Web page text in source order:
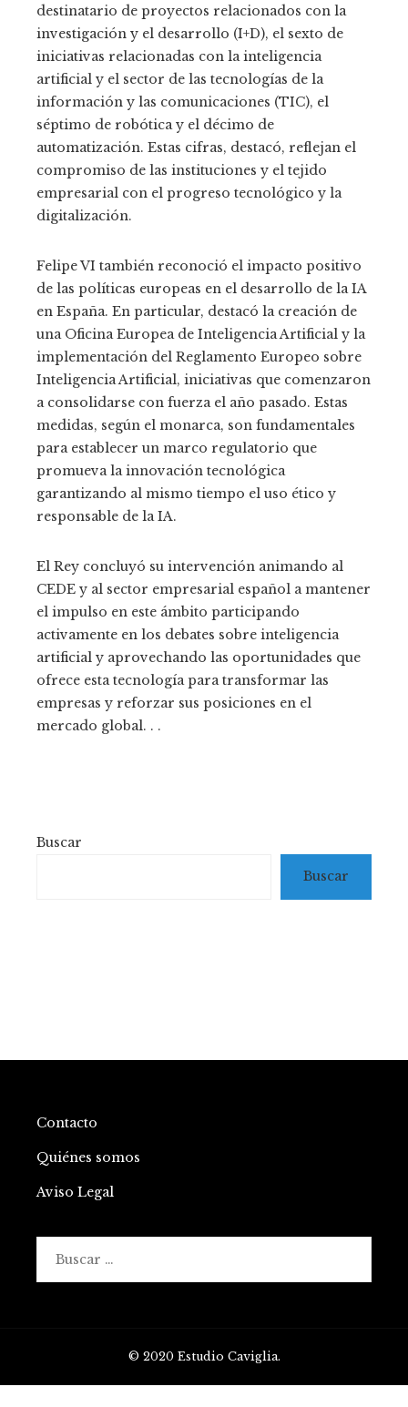
destinatario de proyectos relacionados con la
investigación y el desarrollo (I+D), el sexto de
iniciativas relacionadas con la inteligencia
artificial y el sector de las tecnologías de la
información y las comunicaciones (TIC), el
séptimo de robótica y el décimo de
automatización. Estas cifras, destacó, reflejan el
compromiso de las instituciones y el tejido
empresarial con el progreso tecnológico y la
digitalización.
Felipe VI también reconoció el impacto positivo
de las políticas europeas en el desarrollo de la IA
en España. En particular, destacó la creación de
una Oficina Europea de Inteligencia Artificial y la
implementación del Reglamento Europeo sobre
Inteligencia Artificial, iniciativas que comenzaron
a consolidarse con fuerza el año pasado. Estas
medidas, según el monarca, son fundamentales
para establecer un marco regulatorio que
promueva la innovación tecnológica
garantizando al mismo tiempo el uso ético y
responsable de la IA.
El Rey concluyó su intervención animando al
CEDE y al sector empresarial español a mantener
el impulso en este ámbito participando
activamente en los debates sobre inteligencia
artificial y aprovechando las oportunidades que
ofrece esta tecnología para transformar las
empresas y reforzar sus posiciones en el
mercado global. . .
Buscar
Buscar
Contacto
Quiénes somos
Aviso Legal
© 2020 Estudio Caviglia.